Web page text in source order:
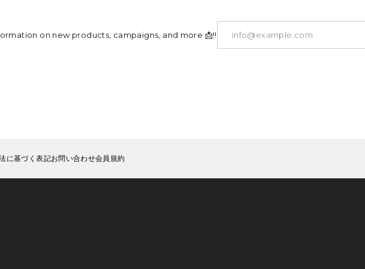
on new products, campaigns, and more 📩!!
に基づく表記お問い合わせ会員規約